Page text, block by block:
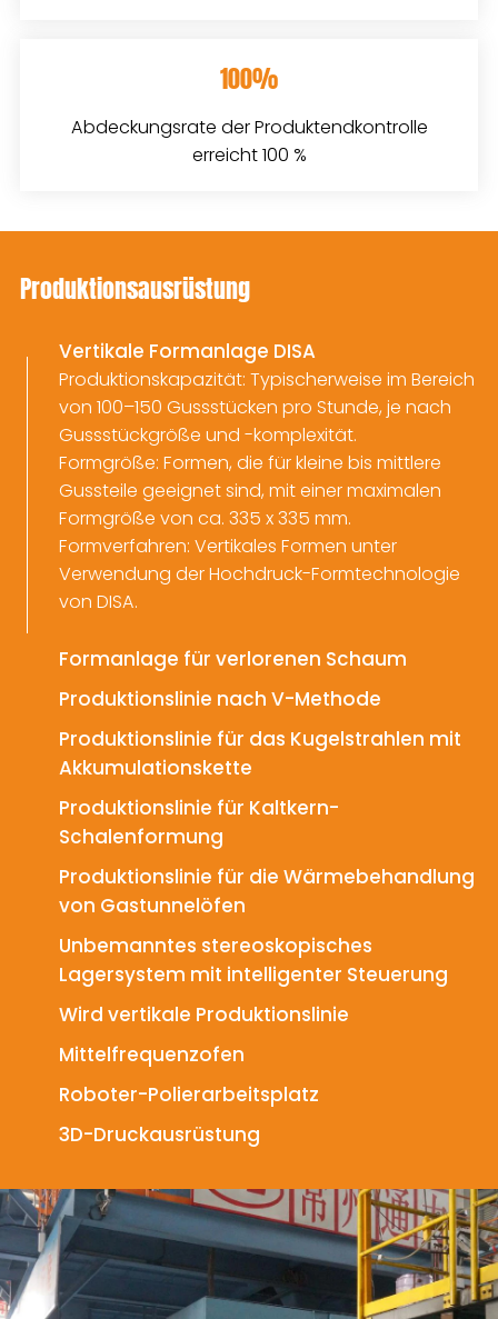
100%
Abdeckungsrate der Produktendkontrolle
erreicht 100 %
Produktionsausrüstung
Vertikale Formanlage DISA
Produktionskapazität: Typischerweise im Bereich
von 100–150 Gussstücken pro Stunde, je nach
Gussstückgröße und -komplexität.
Formgröße: Formen, die für kleine bis mittlere
Gussteile geeignet sind, mit einer maximalen
Formgröße von ca. 335 x 335 mm.
Formverfahren: Vertikales Formen unter
Verwendung der Hochdruck-Formtechnologie
von DISA.
Formanlage für verlorenen Schaum
Produktionslinie nach V-Methode
Produktionslinie für das Kugelstrahlen mit
Akkumulationskette
Produktionslinie für Kaltkern-
Schalenformung
Produktionslinie für die Wärmebehandlung
von Gastunnelöfen
Unbemanntes stereoskopisches
Lagersystem mit intelligenter Steuerung
Wird vertikale Produktionslinie
Mittelfrequenzofen
Roboter-Polierarbeitsplatz
3D-Druckausrüstung